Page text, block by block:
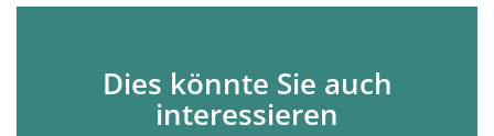
Dies könnte Sie auch
interessieren